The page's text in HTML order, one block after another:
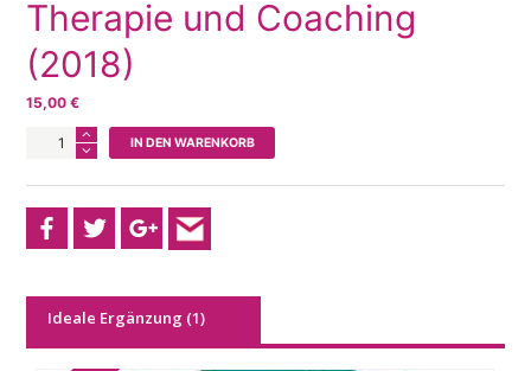
Therapie und Coaching
(2018)
15,00€
[Poster]
Bedürfnisfinder
und
Coaching
IN DEN WARENKORB
Ideale Ergänzung (1)